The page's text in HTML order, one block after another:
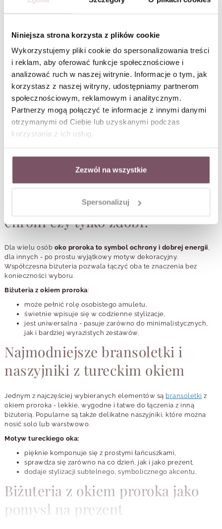
Niniejsza strona korzysta z plików cookie
Wykorzystujemy pliki cookie do spersonalizowania treści
i reklam, aby oferować funkcje społecznościowe i
analizować ruch w naszej witrynie. Informacje o tym, jak
korzystasz z naszej witryny, udostępniamy partnerom
społecznościowym, reklamowym i analitycznym.
Partnerzy mogą połączyć te informacje z innymi danymi
otrzymanymi od Ciebie lub uzyskanymi podczas
korzystania z ich usług.
Zezwól na wszystkie
Spersonalizuj
Biżuteria Oko Proroka - symbol
ochrony w nowoczesnej formie
Oko Proroka to jeden z najbardziej rozpoznawalnych i najsilniej
zakorzenionych symboli w biżuterii.
Od wieków przypisywana jest
mu funkcja ochronna - ma strzec przed negatywną energią i tzw.
„złym spojrzeniem”. Dziś biżuteria z okiem proroka łączy
symbolikę z estetyką, stając się modnym dodatkiem o osobistym
W kolekcji VEZZI motyw oka proroka występuje w subtelnej,
nowoczesnej odsłonie. To biżuteria, która nie tylko przyciąga
wzrok, ale także niesie ze sobą przesłanie - delikatne, ale
wyraziste.
Oko Proroka - biżuteria, która
chroni czy tylko zdobi?
Dla wielu osób oko proroka to symbol ochrony i dobrej energii
dla innych - po prostu wyjątkowy motyw dekoracyjny.
Współczesna biżuteria pozwala łączyć oba te znaczenia bez
konieczności wyboru.
Biżuteria z okiem proroka:
może pełnić rolę osobistego amuletu,
świetnie wpisuje się w codzienne stylizacje,
jest uniwersalna - pasuje zarówno do minimalistycznych,
jak i bardziej wyrazistych zestawów.
Najmodniejsze bransoletki i
naszyjniki z tureckim okiem
Jednym z najczęściej wybieranych elementów są bransoletki z
okiem proroka - lekkie, wygodne i łatwe do łączenia z inną
biżuterią. Popularne są także delikatne naszyjniki, które można
nosić solo lub warstwowo.
Motyw tureckiego oka:
pięknie komponuje się z prostymi łańcuszkami,
sprawdza się zarówno na co dzień, jak i jako prezent,
dodaje stylizacji subtelnego, symbolicznego akcentu.
Biżuteria z okiem proroka jako
pomysł na prezent